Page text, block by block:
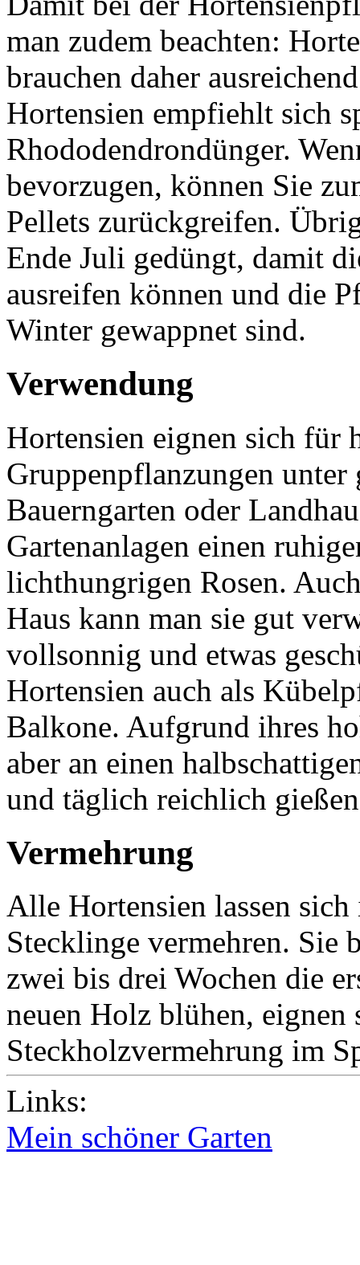
man zudem beachten:
brauchen daher
Hortensien empfiehlt sich
Rhododendrondünger.
bevorzugen, können Sie
Pellets zurückgreifen.
Ende Juli gedüngt, damit
ausreifen können und die
Winter gewappnet sind.
Verwendung
Hortensien eignen sich für
Gruppenpflanzungen
Bauerngarten oder
Gartenanlagen einen
lichthungrigen Rosen.
Haus kann man sie gut
vollsonnig und etwas
Hortensien auch als
Balkone. Aufgrund ihres
aber an einen
und täglich reichlich
Vermehrung
Alle Hortensien lassen
Stecklinge vermehren. Sie
zwei bis drei Wochen die
neuen Holz blühen,
Steckholzvermehrung im
Links:
Mein schöner Garten